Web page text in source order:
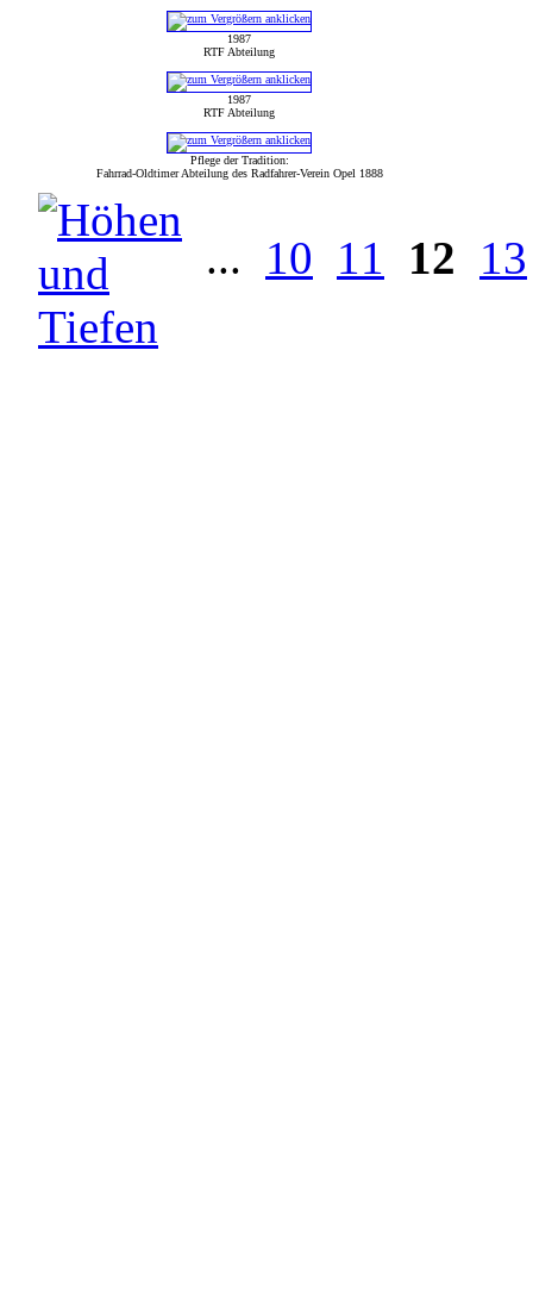
1987
RTF Abteilung
1987
RTF Abteilung
Pflege der Tradition:
Fahrrad-Oldtimer Abteilung des Radfahrer-Verein Opel 1888
... 10 11 12 13